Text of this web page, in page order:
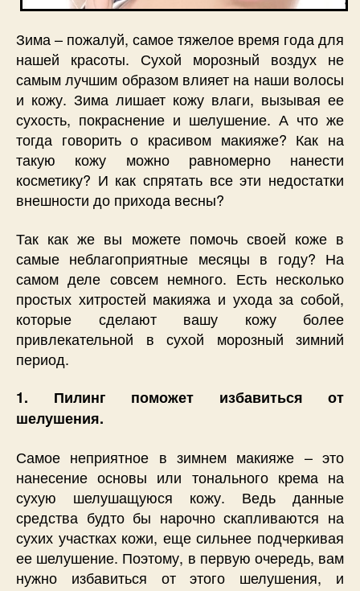
Зима – пожалуй, самое тяжелое время года для
нашей красоты. Сухой морозный воздух не
самым лучшим образом влияет на наши волосы
и кожу. Зима лишает кожу влаги, вызывая ее
сухость, покраснение и шелушение. А что же
тогда говорить о красивом макияже? Как на
такую кожу можно равномерно нанести
косметику? И как спрятать все эти недостатки
внешности до прихода весны?
Так как же вы можете помочь своей коже в
самые неблагоприятные месяцы в году? На
самом деле совсем немного. Есть несколько
простых хитростей макияжа и ухода за собой,
которые сделают вашу кожу более
привлекательной в сухой морозный зимний
период.
1. Пилинг поможет избавиться от
шелушения.
Самое неприятное в зимнем макияже – это
нанесение основы или тонального крема на
сухую шелушащуюся кожу. Ведь данные
средства будто бы нарочно скапливаются на
сухих участках кожи, еще сильнее подчеркивая
ее шелушение. Поэтому, в первую очередь, вам
нужно избавиться от этого шелушения, и